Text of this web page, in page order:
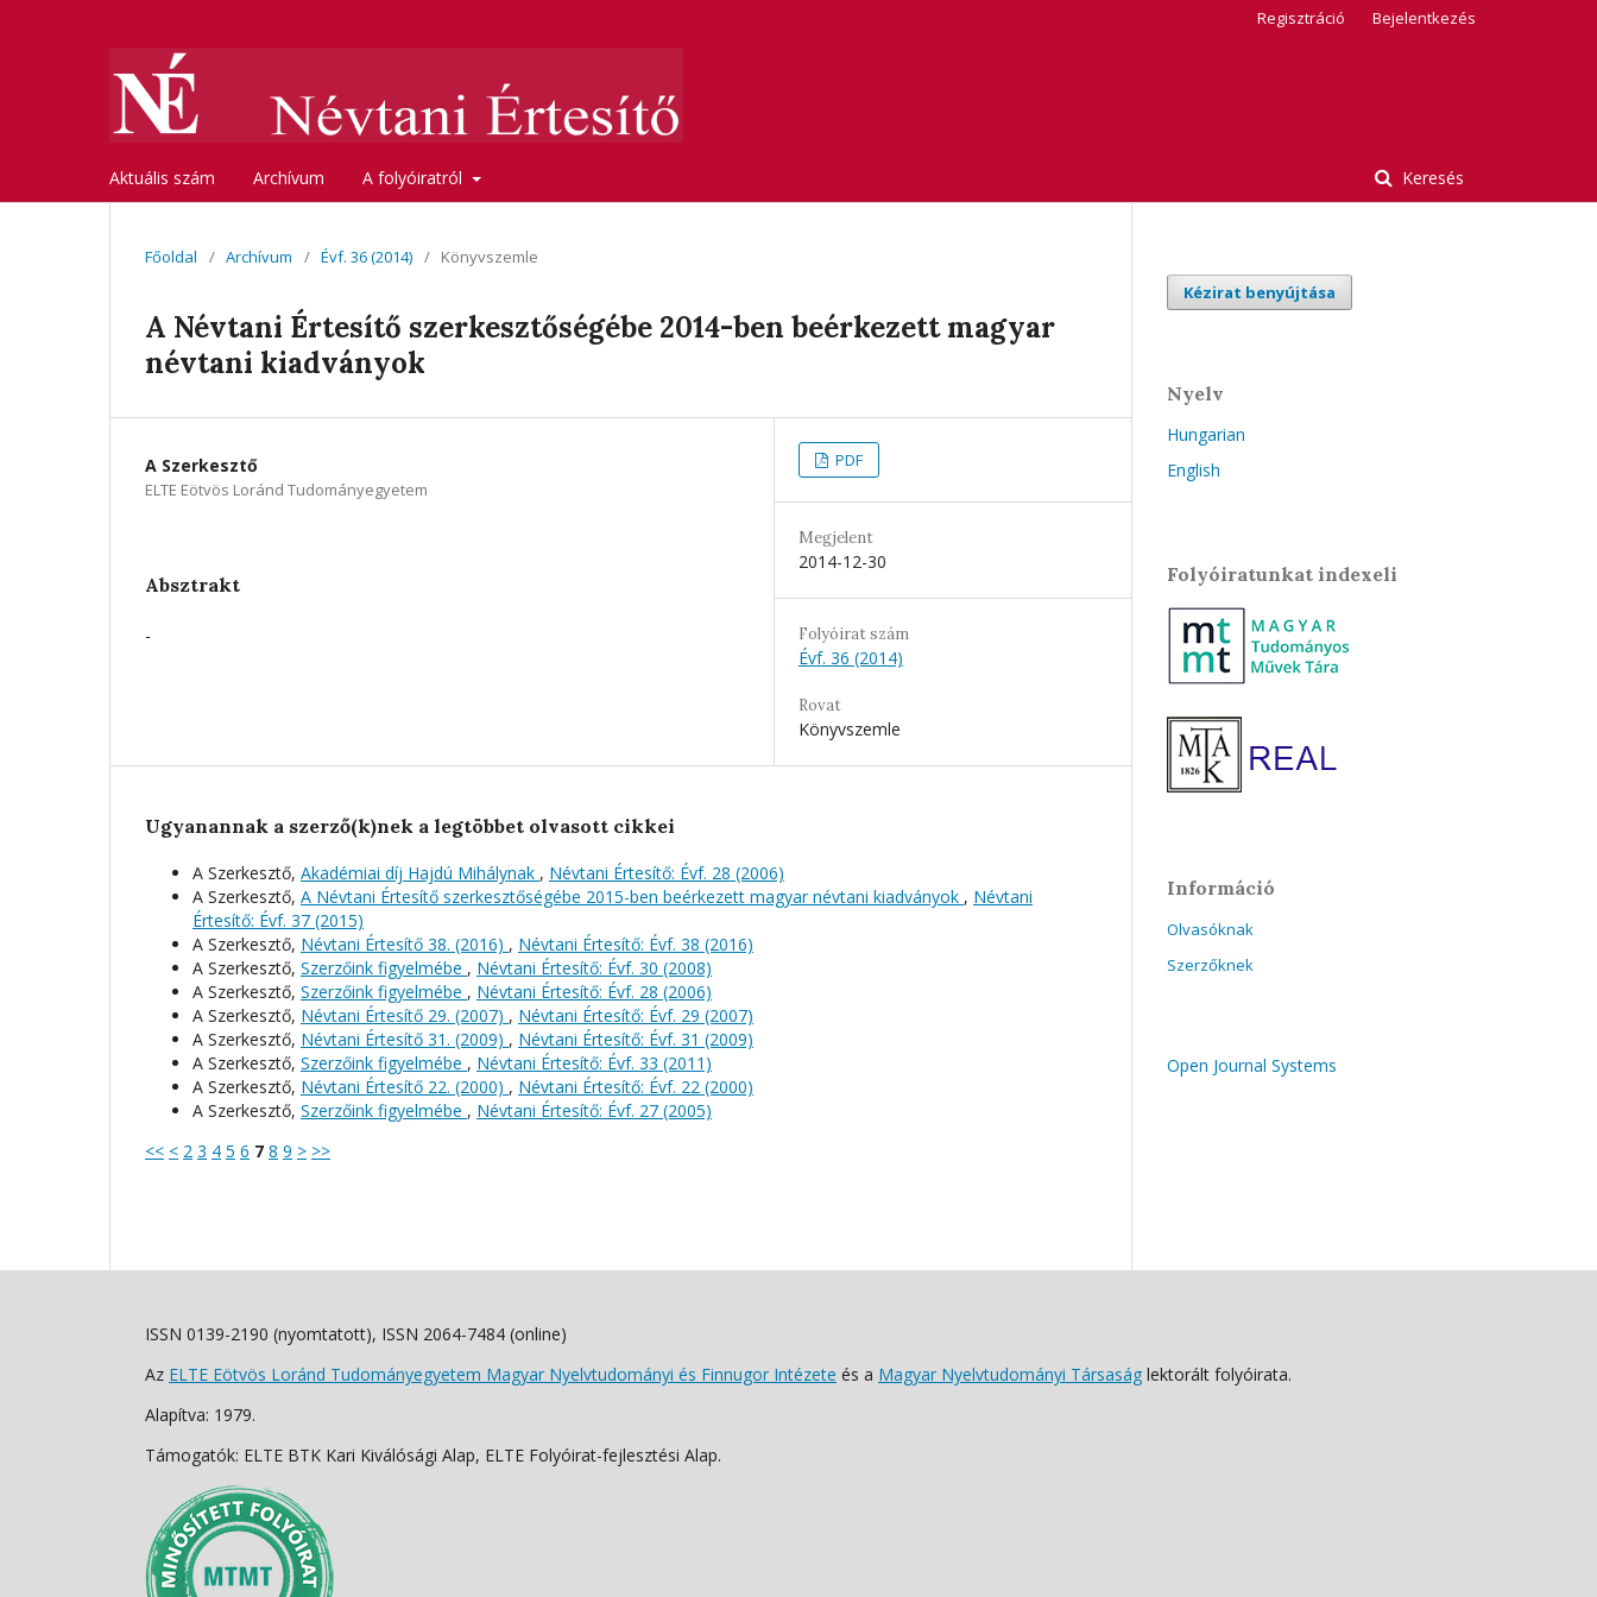
Aktuális szám Archívum A folyóiratról Keresés
Regisztráció Bejelentkezés
Főoldal / Archívum / Évf. 36 (2014) / Könyvszemle
A Névtani Értesítő szerkesztőségébe 2014-ben beérkezett magyar
névtani kiadványok
A Szerkesztő
ELTE Eötvös Loránd Tudományegyetem
Absztrakt
-
PDF
Megjelent
2014-12-30
Folyóirat szám
Évf. 36 (2014)
Rovat
Könyvszemle
Ugyanannak a szerző(k)nek a legtöbbet olvasott cikkei
A Szerkesztő, Akadémiai díj Hajdú Mihálynak , Névtani Értesítő: Évf. 28 (2006)
A Szerkesztő, A Névtani Értesítő szerkesztőségébe 2015-ben beérkezett magyar névtani kiadványok , Névtani
Értesítő: Évf. 37 (2015)
A Szerkesztő, Névtani Értesítő 38. (2016) , Névtani Értesítő: Évf. 38 (2016)
A Szerkesztő, Szerzőink figyelmébe , Névtani Értesítő: Évf. 30 (2008)
A Szerkesztő, Szerzőink figyelmébe , Névtani Értesítő: Évf. 28 (2006)
A Szerkesztő, Névtani Értesítő 29. (2007) , Névtani Értesítő: Évf. 29 (2007)
A Szerkesztő, Névtani Értesítő 31. (2009) , Névtani Értesítő: Évf. 31 (2009)
A Szerkesztő, Szerzőink figyelmébe , Névtani Értesítő: Évf. 33 (2011)
A Szerkesztő, Névtani Értesítő 22. (2000) , Névtani Értesítő: Évf. 22 (2000)
A Szerkesztő, Szerzőink figyelmébe , Névtani Értesítő: Évf. 27 (2005)
<< < 2 3 4 5 6 7 8 9 > >>
Kézirat benyújtása
Nyelv
Hungarian
English
Folyóiratunkat indexeli
Információ
Olvasóknak
Szerzőknek
Open Journal Systems
ISSN 0139-2190 (nyomtatott), ISSN 2064-7484 (online)
Az ELTE Eötvös Loránd Tudományegyetem Magyar Nyelvtudományi és Finnugor Intézete és a Magyar Nyelvtudományi Társaság lektorált folyóirata.
Alapítva: 1979.
Támogatók: ELTE BTK Kari Kiválósági Alap, ELTE Folyóirat-fejlesztési Alap.